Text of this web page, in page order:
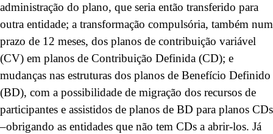
administração do plano, que seria então transferido para
outra entidade; a transformação compulsória, também num
prazo de 12 meses, dos planos de contribuição variável
(CV) em planos de Contribuição Definida (CD); e
mudanças nas estruturas dos planos de Benefício Definido
(BD), com a possibilidade de migração dos recursos de
participantes e assistidos de planos de BD para planos CDs
–obrigando as entidades que não tem CDs a abrir-los. Já